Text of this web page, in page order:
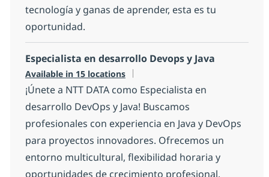
tecnología y ganas de aprender, esta es tu
oportunidad.
Especialista en desarrollo Devops y Java
Available in 15 locations
¡Únete a NTT DATA como Especialista en
desarrollo DevOps y Java! Buscamos
profesionales con experiencia en Java y DevOps
para proyectos innovadores. Ofrecemos un
entorno multicultural, flexibilidad horaria y
oportunidades de crecimiento profesional.